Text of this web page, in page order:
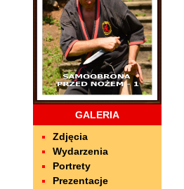
GALERIA
Zdjęcia
Wydarzenia
Portrety
Prezentacje